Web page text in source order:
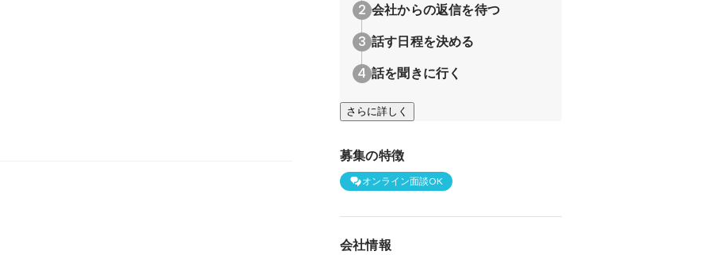
会社からの返信を待つ
話す日程を決める
話を聞きに行く
さらに詳しく
募集の特徴
オンライン面談OK
会社情報